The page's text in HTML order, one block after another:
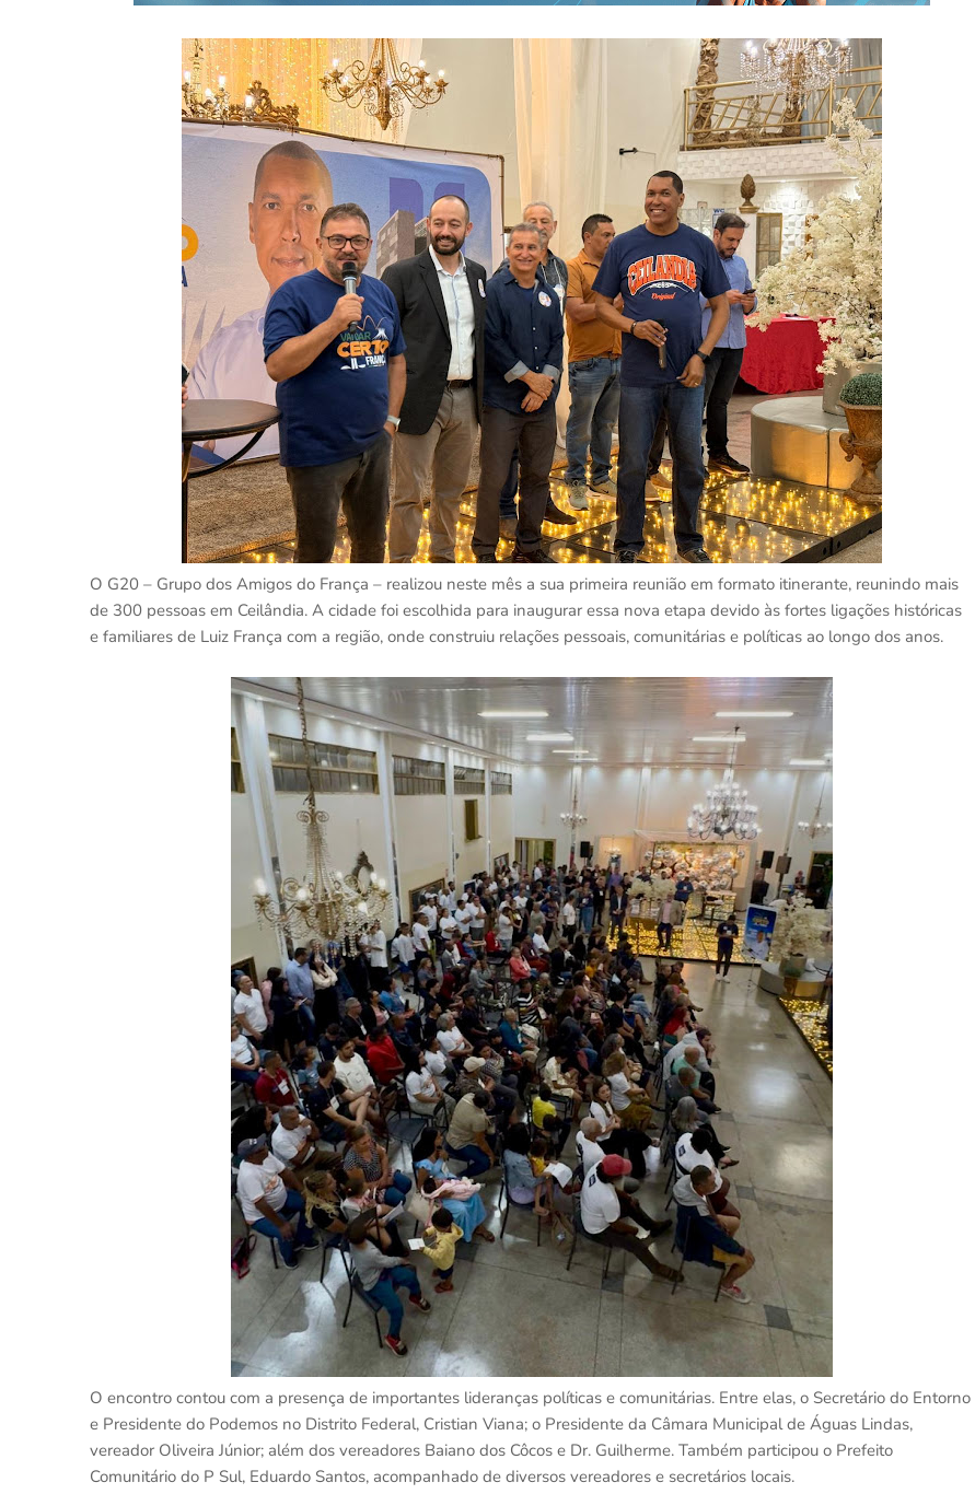
O G20 – Grupo dos Amigos do França – realizou neste mês a sua primeira reunião em formato itinerante, reunindo mais
de 300 pessoas em Ceilândia. A cidade foi escolhida para inaugurar essa nova etapa devido às fortes ligações históricas
e familiares de Luiz França com a região, onde construiu relações pessoais, comunitárias e políticas ao longo dos anos.
O encontro contou com a presença de importantes lideranças políticas e comunitárias. Entre elas, o Secretário do Entorno
e Presidente do Podemos no Distrito Federal, Cristian Viana; o Presidente da Câmara Municipal de Águas Lindas,
vereador Oliveira Júnior; além dos vereadores Baiano dos Côcos e Dr. Guilherme. Também participou o Prefeito
Comunitário do P Sul, Eduardo Santos, acompanhado de diversos vereadores e secretários locais.